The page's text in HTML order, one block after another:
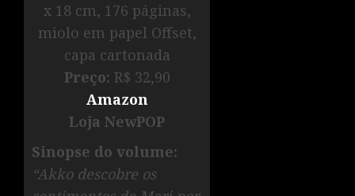
x 18 cm, 176 páginas,
miolo em papel Offset,
capa cartonada
Preço: R$ 32,90
Amazon
Loja NewPOP
Sinopse do volume:
“Akko descobre os